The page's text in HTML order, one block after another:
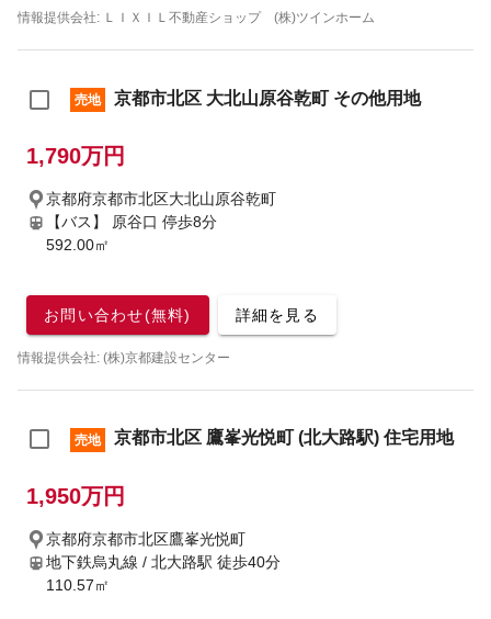
情報提供会社: ＬＩＸＩＬ不動産ショップ (株)ツインホーム
売地 京都市北区 大北山原谷乾町 その他用地
1,790万円
京都府京都市北区大北山原谷乾町
【バス】 原谷口 停歩8分
592.00㎡
お問い合わせ(無料) 詳細を見る
情報提供会社: (株)京都建設センター
売地 京都市北区 鷹峯光悦町 (北大路駅) 住宅用地
1,950万円
京都府京都市北区鷹峯光悦町
地下鉄烏丸線 / 北大路駅 徒歩40分
110.57㎡